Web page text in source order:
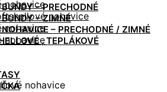
– PRECHODNÉ
– ZIMNÉ
– PRECHODNÉ / ZIMNÉ
, TEPLÁKOVÉ